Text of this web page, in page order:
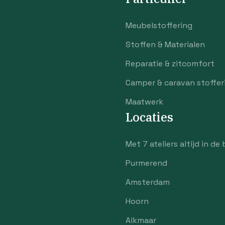
Meubelstoffering
Stoffen & Materialen
Reparatie & zitcomfort
Camper & caravan
Maatwerk
Locaties
Met 7 ateliers altijd in de
Purmerend
Amsterdam
Hoorn
Alkmaar